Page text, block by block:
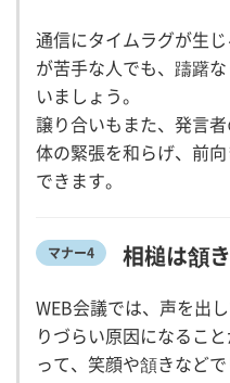
通信にタイムラグが生
が苦手な人でも、躊躇
いましょう。
譲り合いもまた、発言
体の緊張を和らげ、前
できます。
マナー4 相槌は頷
WEB会議では、声を出
りづらい原因になるこ
って、笑顔や頷きなど